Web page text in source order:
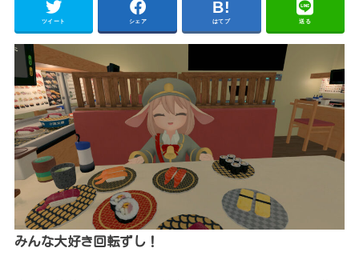
ツイート シェア はてブ 送る
みんな大好き回転ずし！